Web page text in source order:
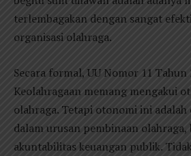
terlembagakan dengan sangat
organisasi olahraga.
Secara formal, UU Nomor 11
Keolahragaan memang mengakui
olahraga. Tetapi otonomi ini
dalam urusan pembinaan
akuntabilitas keuangan publik.